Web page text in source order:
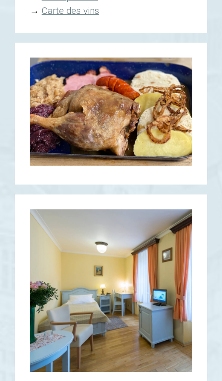
→ Carte des vins